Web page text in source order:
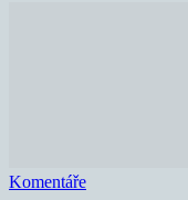
Komentáře